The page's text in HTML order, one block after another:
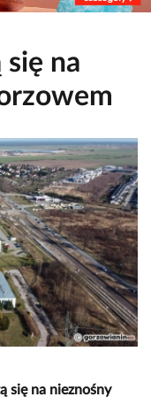
się na
się na nieznośny